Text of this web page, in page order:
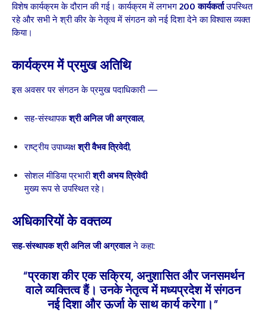
विशेष कार्यक्रम के दौरान की गई। कार्यक्रम में लगभग 200 कार्यकर्ताउपस्थित
रहे और सभी ने श्री कीर के नेतृत्व में संगठन को नई दिशा देने का विश्वास व्यक्त
किया।
कार्यक्रम में प्रमुख अतिथि
इस अवसर पर संगठन के प्रमुख पदाधिकारी —
सह-संस्थापकश्री अनिल जी अग्रवाल,
राष्ट्रीय उपाध्यक्षश्री वैभव त्रिवेदी,
सोशल मीडिया प्रभारीश्री अभय त्रिवेदी
मुख्य रूप से उपस्थित रहे।
अधिकारियों के वक्तव्य
सह-संस्थापक श्री अनिल जी अग्रवालने कहा:
“प्रकाश कीर एक सक्रिय, अनुशासित और जनसमर्थन
वाले व्यक्तित्व हैं। उनके नेतृत्व में मध्यप्रदेश में संगठन
नई दिशा और ऊर्जा के साथ कार्य करेगा।”